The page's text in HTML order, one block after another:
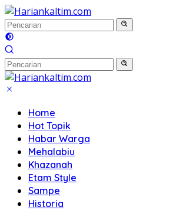
Langsung
ke
konten
Home
Hot Topik
Habar Warga
Mehalabiu
Khazanah
Etam Style
Sampe
Historia